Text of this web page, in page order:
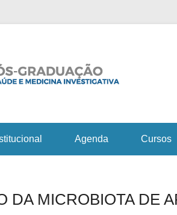
Agenda Cursos
DA MICROBIOTA DE